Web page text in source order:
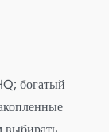
богатый